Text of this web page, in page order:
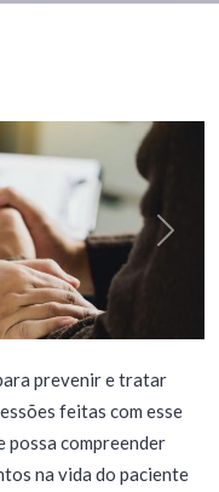
Next
prevenir e tratar
feitas com esse
possa compreender
na vida do paciente